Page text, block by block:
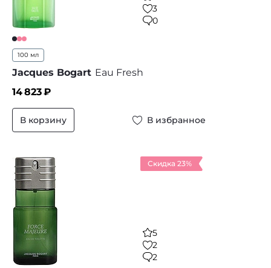
3
0
100 мл
Jacques Bogart Eau Fresh
14 823₽
В корзину В избранное
Скидка 23%
5
2
2